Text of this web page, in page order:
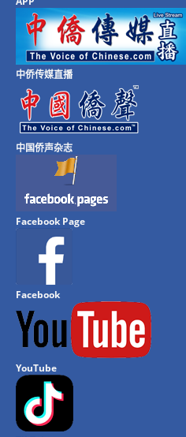
中侨传媒直播
中国侨声杂志
Facebook Page
Facebook
YouTube